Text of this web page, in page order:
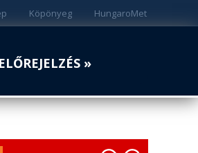
HungaroMet
Köpönyeg
»